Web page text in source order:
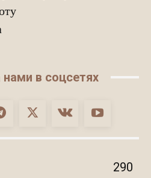
в соцсетях
290